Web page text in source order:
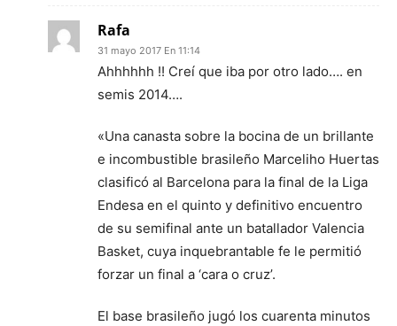
Rafa
31 mayo 2017 En 11:14
Ahhhhhh !! Creí que iba por otro lado…. en
semis 2014….
«Una canasta sobre la bocina de un brillante
e incombustible brasileño Marceliho Huertas
clasificó al Barcelona para la final de la Liga
Endesa en el quinto y definitivo encuentro
de su semifinal ante un batallador Valencia
Basket, cuya inquebrantable fe le permitió
forzar un final a ‘cara o cruz’.
El base brasileño jugó los cuarenta minutos